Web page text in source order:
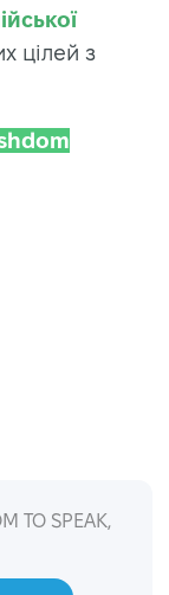
цілей з
TO SPEAK,